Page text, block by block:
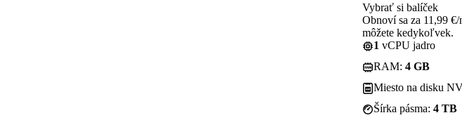
Vybrať si balíček
Obnoví sa za 11,99
môžete kedykoľvek.
1 vCPU jadro
RAM: 4 GB
Miesto na disku
Šírka pásma: 4 TB